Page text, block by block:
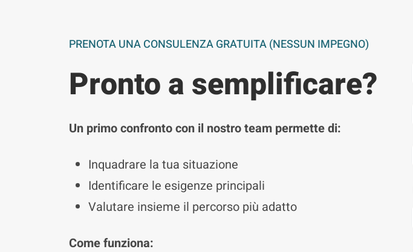
PRENOTA UNA CONSULENZA GRATUITA (NESSUN IMPEGNO)
Pronto a semplificare?
Un primo confronto con il nostro team permette di:
Inquadrare la tua situazione
Identificare le esigenze principali
Valutare insieme il percorso più adatto
Come funziona: